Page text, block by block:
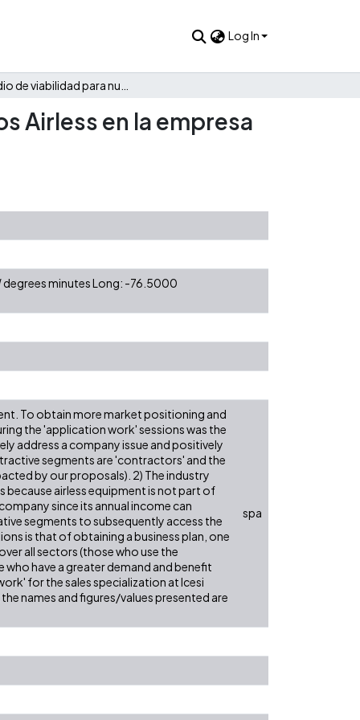
Log In
Airless en la empresa
degrees minutes Long: -76.5000
To obtain more market positioning and
the 'application work' sessions was the
address a company issue and positively
segments are 'contractors' and the
by our proposals). 2) The industry
because airless equipment is not part of
since its annual income can
segments to subsequently access the
is that of obtaining a business plan, one
all sectors (those who use the
have a greater demand and benefit
for the sales specialization at Icesi
names and figures/values presented are
spa